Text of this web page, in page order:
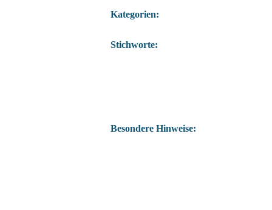
Kategorien:
Stichworte:
Besondere Hinweise: